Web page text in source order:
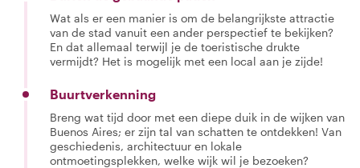
Wat als er een manier is om de belangrijkste attractie
van de stad vanuit een ander perspectief te bekijken?
En dat allemaal terwijl je de toeristische drukte
vermijdt? Het is mogelijk met een local aan je zijde!
Buurtverkenning
Breng wat tijd door met een diepe duik in de wijken van
Buenos Aires; er zijn tal van schatten te ontdekken! Van
geschiedenis, architectuur en lokale
ontmoetingsplekken, welke wijk wil je bezoeken?